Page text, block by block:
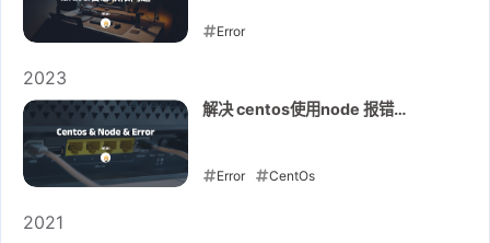
Error
2023
解决 centos使用node 报错
Error CentOs
2021